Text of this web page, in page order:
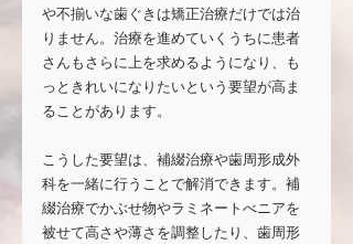
や不揃いな歯ぐきは矯正治療だけでは治
りません。治療を進めていくうちに患者
さんもさらに上を求めるようになり、も
っときれいになりたいという要望が高ま
ることがあります。
こうした要望は、補綴治療や歯周形成外
科を一緒に行うことで解消できます。補
綴治療でかぶせ物やラミネートべニアを
被せて高さや薄さを調整したり、歯周形